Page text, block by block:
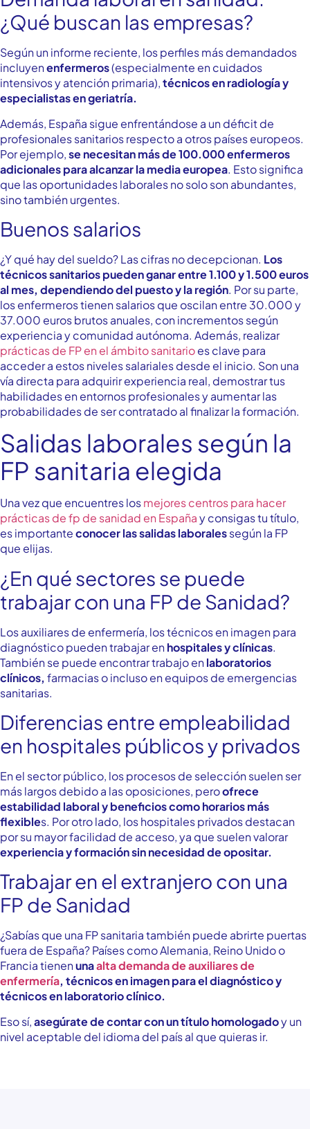
¿Qué buscan las empresas?
Según un informe reciente, los perfiles más demandados
incluyenenfermeros(especialmente en cuidados
intensivos y atención primaria),técnicos en radiología y
especialistas en geriatría.
Además, España sigue enfrentándose a un déficit de
profesionales sanitarios respecto a otros países europeos.
Por ejemplo,se necesitan más de 100.000 enfermeros
adicionales para alcanzar la media europea. Esto significa
que las oportunidades laborales no solo son abundantes,
sino también urgentes.
Buenos salarios
¿Y qué hay del sueldo? Las cifras no decepcionan. Los
técnicos sanitarios pueden ganar entre 1.100 y 1.500 euros
al mes, dependiendo del puesto y la región. Por su parte,
los enfermeros tienen salarios que oscilan entre 30.000 y
37.000 euros brutos anuales, con incrementos según
experiencia y comunidad autónoma. Además, realizar
prácticas de FP en el ámbito sanitarioes clave para
acceder a estos niveles salariales desde el inicio. Son una
vía directa para adquirir experiencia real, demostrar tus
habilidades en entornos profesionales y aumentar las
probabilidades de ser contratado al finalizar la formación.
Salidas laborales según la
FP sanitaria elegida
Una vez que encuentres losmejores centros para hacer
prácticas de fp de sanidad en Españay consigas tu título,
es importanteconocer las salidas laboralessegún la FP
que elijas.
¿En qué sectores se puede
trabajar con una FP de Sanidad?
Los auxiliares de enfermería, los técnicos en imagen para
diagnóstico pueden trabajar enhospitales y clínicas.
También se puede encontrar trabajo enlaboratorios
clínicos, farmacias o incluso en equipos de emergencias
sanitarias.
Diferencias entre empleabilidad
en hospitales públicos y privados
En el sector público, los procesos de selección suelen ser
más largos debido a las oposiciones, peroofrece
estabilidad laboral y beneficios como horarios más
flexibles. Por otro lado, los hospitales privados destacan
por su mayor facilidad de acceso, ya que suelen valorar
experiencia y formación sin necesidad de opositar.
Trabajar en el extranjero con una
FP de Sanidad
¿Sabías que una FP sanitaria también puede abrirte puertas
fuera de España? Países como Alemania, Reino Unido o
Francia tienenunaalta demanda de auxiliares de
enfermería, técnicos en imagen para el diagnóstico y
técnicos en laboratorio clínico.
Eso sí,asegúrate de contar con un título homologadoy un
nivel aceptable del idioma del país al que quieras ir.